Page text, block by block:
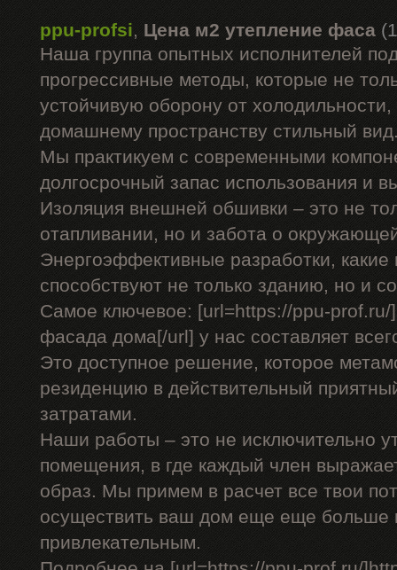
ppu-profsi, Цена м2 утепление фаса
Наша группа опытных исполнителей
прогрессивные методы, которые не
устойчивую оборону от
домашнему пространству стильный
Мы практикуем с современными
долгосрочный запас использования и
Изоляция внешней обшивки – это не
отапливании, но и забота о
Энергоэффективные разработки,
способствуют не только зданию, но и
Самое ключевое: [url=https://ppu-prof.ru/
фасада дома[/url] у нас составляет
Это доступное решение, которое
резиденцию в действительный
затратами.
Наши работы – это не исключительно
помещения, в где каждый член
образ. Мы примем в расчет все твои
осуществить ваш дом еще еще больше
привлекательным.